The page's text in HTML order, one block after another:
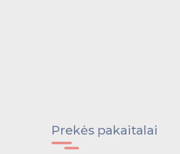
Prekės pakaitalai